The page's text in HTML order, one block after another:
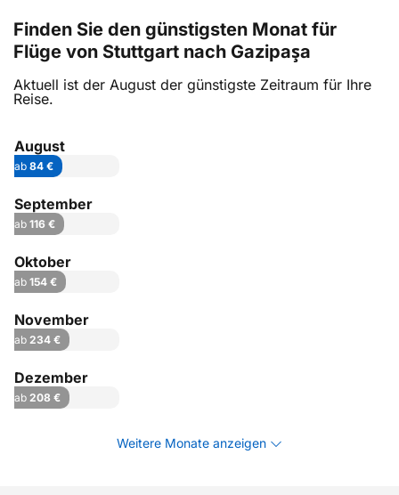
Finden Sie den günstigsten Monat für
Flüge von Stuttgart nach Gazipaşa
Aktuell ist der August der günstigste Zeitraum für Ihre
Reise.
August
ab 84 €
September
ab 116 €
Oktober
ab 154 €
November
ab 234 €
Dezember
ab 208 €
Weitere Monate anzeigen